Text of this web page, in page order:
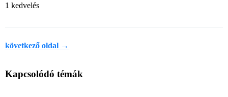
1 kedvelés
következő oldal →
Kapcsolódó témák